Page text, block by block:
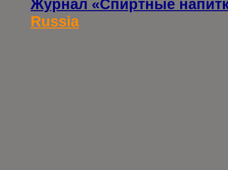
Журнал «Спиртные
Russia